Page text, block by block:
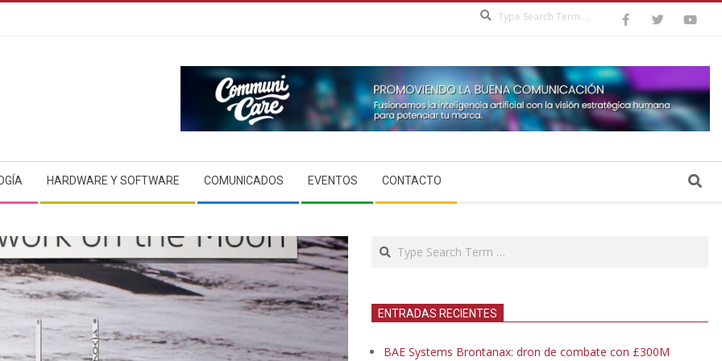
HARDWARE Y SOFTWARE COMUNICADOS EVENTOS CONTACTO Search
Search
ENTRADAS RECIENTES
BAE Systems Brontanax: dron de combate con £300M